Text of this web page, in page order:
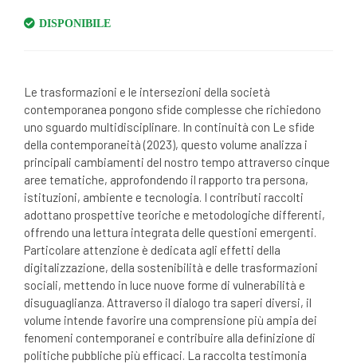
Le trasformazioni e le intersezioni della società
contemporanea pongono sfide complesse che richiedono
uno sguardo multidisciplinare. In continuità con Le sfide
della contemporaneità (2023), questo volume analizza i
principali cambiamenti del nostro tempo attraverso cinque
aree tematiche, approfondendo il rapporto tra persona,
istituzioni, ambiente e tecnologia. I contributi raccolti
adottano prospettive teoriche e metodologiche differenti,
offrendo una lettura integrata delle questioni emergenti.
Particolare attenzione è dedicata agli effetti della
digitalizzazione, della sostenibilità e delle trasformazioni
sociali, mettendo in luce nuove forme di vulnerabilità e
disuguaglianza. Attraverso il dialogo tra saperi diversi, il
volume intende favorire una comprensione più ampia dei
fenomeni contemporanei e contribuire alla definizione di
politiche pubbliche più efficaci. La raccolta testimonia